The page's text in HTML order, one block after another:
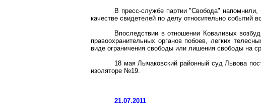
В пресс-службе партии "Свобода" напомнили,
качестве свидетелей по делу относительно событий
Впоследствии в отношении Коваливых
правоохранительных органов побоев, легких
виде ограничения свободы или лишения свободы на
18 маяЛычаковский районный суд Львова
изоляторе №19.
21.07.2011